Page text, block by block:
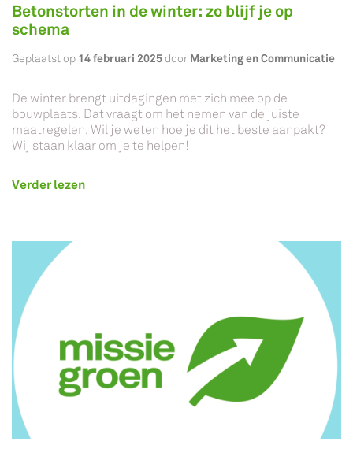
Betonstorten in de winter: zo blijf je op
schema
Geplaatst op 14 februari 2025door Marketing en Communicatie
De winter brengt uitdagingen met zich mee op de
bouwplaats. Dat vraagt om het nemen van de juiste
maatregelen. Wil je weten hoe je dit het beste aanpakt?
Wij staan klaar om je te helpen!
Verder lezen